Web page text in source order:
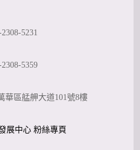
5231
展中心 粉絲專頁
5359
華區艋舺大道101號8樓